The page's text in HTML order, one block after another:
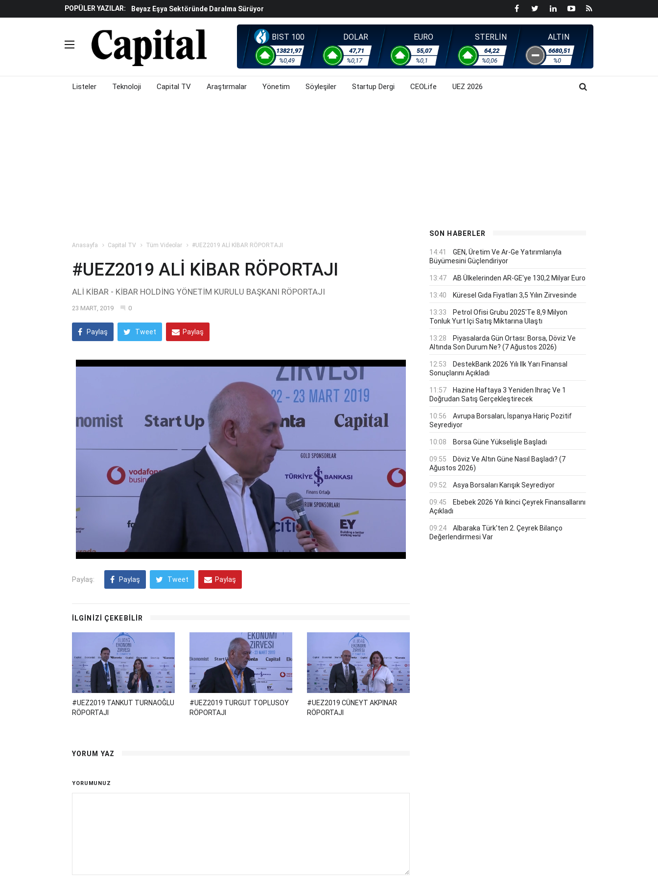
POPÜLER YAZILAR:
Döviz Ve Altın Güne Nasıl Başladı? (31 Temmuz 2026)
Piyasalarda Gün Ortası: Borsa, Döviz Ve Altında Son Durum Ne? (31 Temmuz 2026)
BIST 100
13821,97
%0,49
DOLAR
47,71
%0,17
EURO
55,07
%0,1
STERLİN
64,22
%0,06
ALTIN
6680,51
%0
Listeler Teknoloji Capital TV Araştırmalar Yönetim Söyleşiler Startup Dergi CEOLife UEZ 2026
Anasayfa Capital TV Tüm Videolar #UEZ2019 ALİ KİBAR RÖPORTAJI
#UEZ2019 ALİ KİBAR RÖPORTAJI
ALİ KİBAR - KİBAR HOLDİNG YÖNETİM KURULU BAŞKANI RÖPORTAJI
23 MART, 2019 0
Paylaş Tweet Paylaş
Paylaş: Paylaş Tweet Paylaş
İLGİNİZİ ÇEKEBİLİR
#UEZ2019 TANKUT TURNAOĞLU
RÖPORTAJI
#UEZ2019 TURGUT TOPLUSOY
RÖPORTAJI
#UEZ2019 CÜNEYT AKPINAR
RÖPORTAJI
YORUM YAZ
YORUMUNUZ
SON HABERLER
14:41
GEN, Üretim Ve Ar-Ge Yatırımlarıyla
Büyümesini Güçlendiriyor
13:47 AB Ülkelerinden AR-GE'ye 130,2 Milyar Euro
13:40 Küresel Gıda Fiyatları 3,5 Yılın Zirvesinde
13:33
Petrol Ofisi Grubu 2025'te 8,9 Milyon
Tonluk Yurt Içi Satış Miktarına Ulaştı
13:28
Piyasalarda Gün Ortası: Borsa, Döviz Ve
Altında Son Durum Ne? (7 Ağustos 2026)
12:53
DestekBank 2026 Yılı Ilk Yarı Finansal
Sonuçlarını Açıkladı
11:57
Hazine Haftaya 3 Yeniden Ihraç Ve 1
Doğrudan Satış Gerçekleştirecek
10:56
Avrupa Borsaları, İspanya Hariç Pozitif
Seyrediyor
10:08 Borsa Güne Yükselişle Başladı
09:55
Döviz Ve Altın Güne Nasıl Başladı? (7
Ağustos 2026)
09:52 Asya Borsaları Karışık Seyrediyor
09:45
Ebebek 2026 Yılı Ikinci Çeyrek Finansallarını
Açıkladı
09:24
Albaraka Türk'ten 2. Çeyrek Bilanço
Değerlendirmesi Var